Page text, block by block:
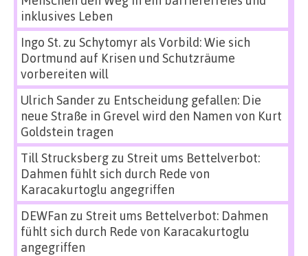
inklusives Leben
Ingo St.zu Schytomyr als Vorbild: Wie sich
Dortmund auf Krisen und Schutzräume
vorbereiten will
Ulrich Sanderzu Entscheidung gefallen: Die
neue Straße in Grevel wird den Namen von Kurt
Goldstein tragen
Till Strucksbergzu Streit ums Bettelverbot:
Dahmen fühlt sich durch Rede von
Karacakurtoglu angegriffen
DEWFan zu Streit ums Bettelverbot: Dahmen
fühlt sich durch Rede von Karacakurtoglu
angegriffen